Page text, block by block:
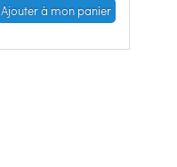
Ajouter à mon panier